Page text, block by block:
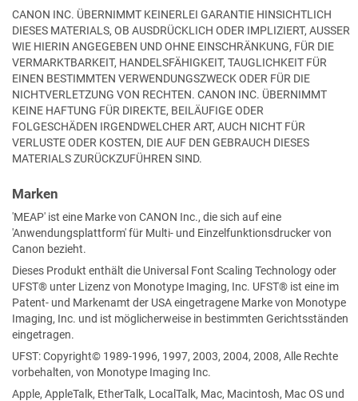
CANON INC. ÜBERNIMMT KEINERLEI GARANTIE HINSICHTLICH
DIESES MATERIALS, OB AUSDRÜCKLICH ODER IMPLIZIERT, AUSSER
WIE HIERIN ANGEGEBEN UND OHNE EINSCHRÄNKUNG, FÜR DIE
VERMARKTBARKEIT, HANDELSFÄHIGKEIT, TAUGLICHKEIT FÜR
EINEN BESTIMMTEN VERWENDUNGSZWECK ODER FÜR DIE
NICHTVERLETZUNG VON RECHTEN. CANON INC. ÜBERNIMMT
KEINE HAFTUNG FÜR DIREKTE, BEILÄUFIGE ODER
FOLGESCHÄDEN IRGENDWELCHER ART, AUCH NICHT FÜR
VERLUSTE ODER KOSTEN, DIE AUF DEN GEBRAUCH DIESES
MATERIALS ZURÜCKZUFÜHREN SIND.
Marken
'MEAP' ist eine Marke von CANON Inc., die sich auf eine
'Anwendungsplattform' für Multi- und Einzelfunktionsdrucker von
Canon bezieht.
Dieses Produkt enthält die Universal Font Scaling Technologyoder
UFST® unter Lizenz von Monotype Imaging, Inc. UFST® ist eine im
Patent- und Markenamt der USA eingetragene Marke von Monotype
Imaging, Inc. und ist möglicherweise in bestimmten Gerichtsständen
eingetragen.
UFST: Copyright© 1989-1996, 1997, 2003, 2004, 2008, Alle Rechte
vorbehalten, von Monotype Imaging Inc.
Apple, AppleTalk, EtherTalk, LocalTalk, Mac, Macintosh, Mac OS und